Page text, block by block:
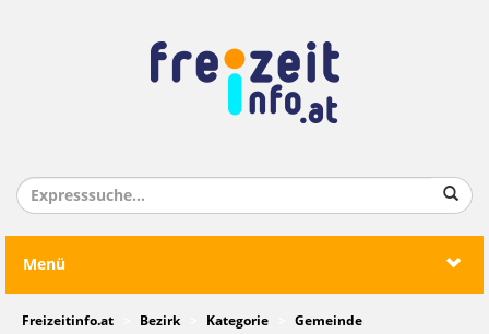
Menü
Freizeitinfo.at Bezirk Kategorie
Gemeinde